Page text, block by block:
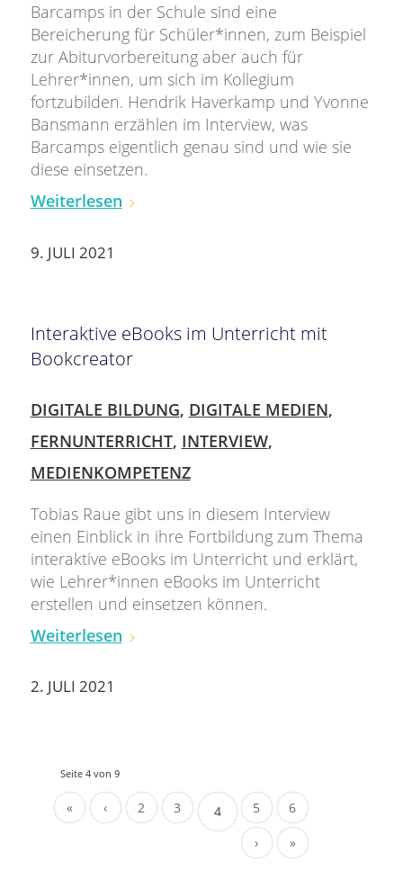
Barcamps in der Schule sind eine
Bereicherung für Schüler*innen, zum Beispiel
zur Abiturvorbereitung aber auch für
Lehrer*innen, um sich im Kollegium
fortzubilden. Hendrik Haverkamp und Yvonne
Bansmann erzählen im Interview, was
Barcamps eigentlich genau sind und wie sie
diese einsetzen.
Weiterlesen
9. JULI 2021
Interaktive eBooks im Unterricht mit
Bookcreator
DIGITALE BILDUNG, DIGITALE MEDIEN,
FERNUNTERRICHT, INTERVIEW,
MEDIENKOMPETENZ
Tobias Raue gibt uns in diesem Interview
einen Einblick in ihre Fortbildung zum Thema
interaktive eBooks im Unterricht und erklärt,
wie Lehrer*innen eBooks im Unterricht
erstellen und einsetzen können.
Weiterlesen
2. JULI 2021
Seite 4 von 9
« ‹ 2 3 4 5 6
› »